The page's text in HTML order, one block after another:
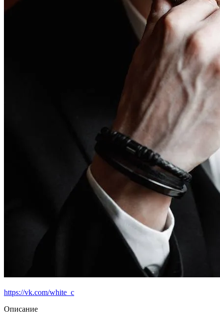
https://vk.com/white_c
Описание